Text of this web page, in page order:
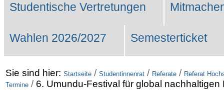
Studentische Vertretungen
Wahlen 2026/2027 Semesterticket
Sie sind hier: Startseite / Studentinnenrat / Referate / Referat
Termine / 6. Umundu-Festival für global nachhaltigen